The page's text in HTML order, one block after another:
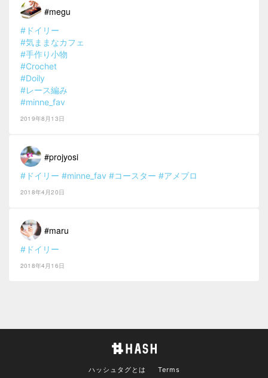
#megu
#ドイリー
#気ままなカフェ
#手作り小物
#Crochet
#Doily
#レース編み
#minne_fav
2019年8月13日
#projyosi
#ドイリー #minne_fav #コースター #アメブロ
2018年4月20日
#maru
#ドイリー
2018年4月16日
ハッシュタグとは Terms